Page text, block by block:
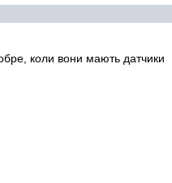
коли вони мають датчики